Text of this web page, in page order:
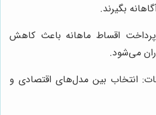
بگیرند.
اقساط ماهانه باعث کاهش
می‌شود.
انتخاب بین مدل‌های اقتصادی و